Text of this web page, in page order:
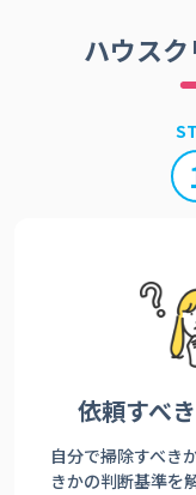
ハウス
依頼すべ
自分で掃除すべき
きかの判断基準を